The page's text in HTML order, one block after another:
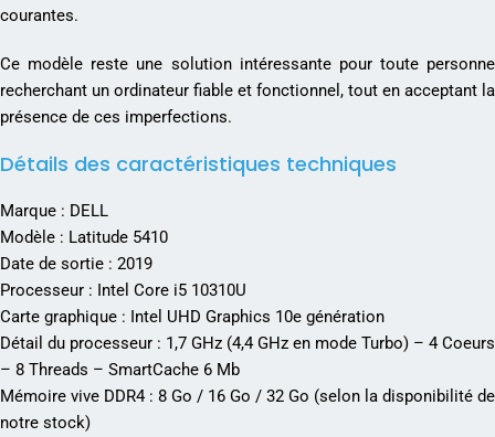
courantes.
Ce modèle reste une solution intéressante pour toute personne
recherchant un ordinateur fiable et fonctionnel, tout en acceptant la
présence de ces imperfections.
Détails des caractéristiques techniques
Marque : DELL
Modèle : Latitude 5410
Date de sortie : 2019
Processeur : Intel Core i5 10310U
Carte graphique : Intel UHD Graphics 10e génération
Détail du processeur : 1,7 GHz (4,4 GHz en mode Turbo) – 4 Coeurs
– 8 Threads – SmartCache 6 Mb
Mémoire vive DDR4 : 8 Go / 16 Go / 32 Go (selon la disponibilité de
notre stock)